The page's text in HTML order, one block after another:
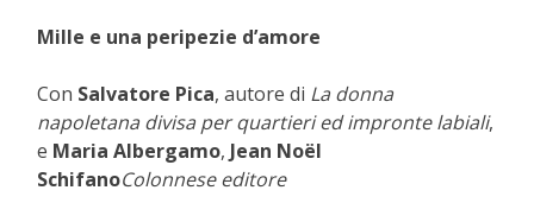
Mille e una peripezie d’amore
Con Salvatore Pica, autore di La donna
napoletana divisa per quartieri ed impronte labiali,
e Maria Albergamo, Jean Noël
SchifanoColonnese editore